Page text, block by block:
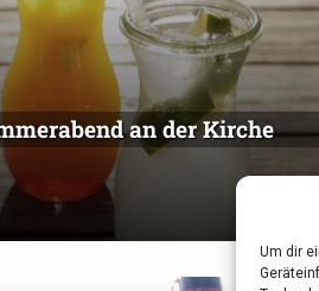
Um dir
an der Kirche